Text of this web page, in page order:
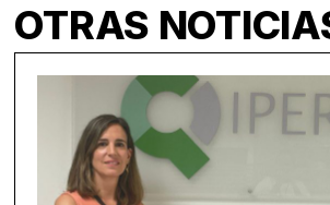
OTRAS